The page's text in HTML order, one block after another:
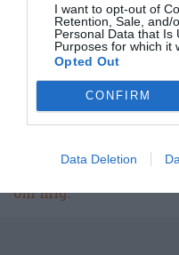
I want to opt-out of
Retention, Sale, and/
Personal Data that Is
Purposes for which it
Opted Out
CONFIRM
Data Deletion
Jag är matskribent
med en fil. kand i
Måltidsvetenskap från
restauranghögskolan
delar jag med mig av
smaker - noviser
har jag provlagat,
kunna laga dem med
om mig.